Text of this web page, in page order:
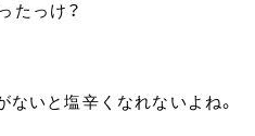
たっけ？
ないと塩辛くなれないよね。